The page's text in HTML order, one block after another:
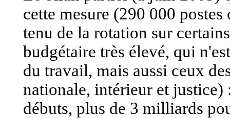
cette mesure (290 000
tenu de la rotation sur
budgétaire très élevé, qui
du travail, mais aussi ceux
nationale, intérieur et justice)
débuts, plus de 3 milliards